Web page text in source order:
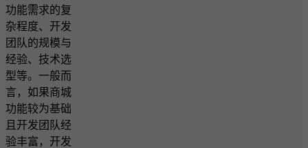
功能需求的复
杂程度、开发
团队的规模与
经验、技术选
型等。一般而
言，如果商城
功能较为基础
且开发团队经
验丰富，开发